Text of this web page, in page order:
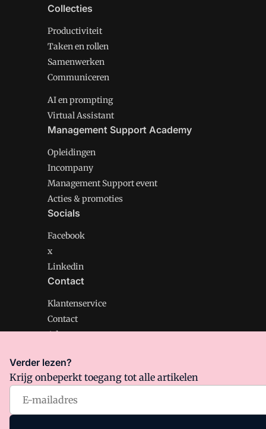
Collecties
Productiviteit
Taken en rollen
Samenwerken
Communiceren
AI en prompting
Virtual Assistant
Management Support Academy
Opleidingen
Incompany
Management Support event
Acties & promoties
Socials
Facebook
x
Linkedin
Contact
Klantenservice
Contact
Adverteren
Management Support is onderdeel van VMN media.
Algemene Voorwaarden
Verder lezen?
Krijg onbeperkt toegang tot alle artikelen